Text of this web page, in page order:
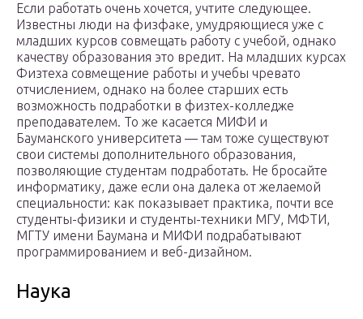
Если работать очень хочется, учтите следующее.
Известны люди на физфаке, умудряющиеся уже с
младших курсов совмещать работу с учебой, однако
качеству образования это вредит. На младших курсах
Физтеха совмещение работы и учебы чревато
отчислением, однако на более старших есть
возможность подработки в физтех-колледже
преподавателем. То же касается МИФИ и
Бауманского университета — там тоже существуют
свои системы дополнительного образования,
позволяющие студентам подработать. Не бросайте
информатику, даже если она далека от желаемой
специальности: как показывает практика, почти все
студенты-физики и студенты-техники МГУ, МФТИ,
МГТУ имени Баумана и МИФИ подрабатывают
программированием и веб-дизайном.
Наука